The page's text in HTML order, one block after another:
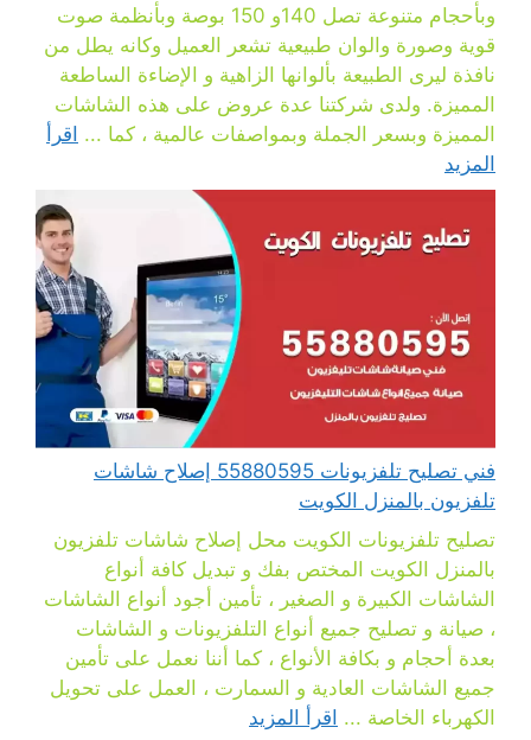
وبأحجام متنوعة تصل 140و 150 بوصة وبأنظمة صوت
قوية وصورة والوان طبيعية تشعر العميل وكانه يطل من
نافذة ليرى الطبيعة بألوانها الزاهية و الإضاءة الساطعة
المميزة. ولدى شركتنا عدة عروض على هذه الشاشات
المميزة وبسعر الجملة وبمواصفات عالمية ، كما ... اقرأ
المزيد
فني تصليح تلفزيونات 55880595 إصلاح شاشات
تلفزيون بالمنزل الكويت
تصليح تلفزيونات الكويت محل إصلاح شاشات تلفزيون
بالمنزل الكويت المختص بفك و تبديل كافة أنواع
الشاشات الكبيرة و الصغير ، تأمين أجود أنواع الشاشات
، صيانة و تصليح جميع أنواع التلفزيونات و الشاشات
بعدة أحجام و بكافة الأنواع ، كما أننا نعمل على تأمين
جميع الشاشات العادية و السمارت ، العمل على تحويل
الكهرباء الخاصة ... اقرأ المزيد